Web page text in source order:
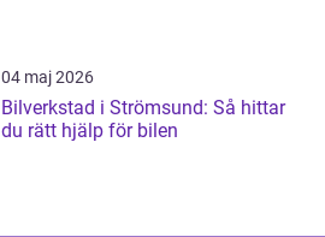
04 maj 2026
Bilverkstad i Strömsund: Så hittar
du rätt hjälp för bilen